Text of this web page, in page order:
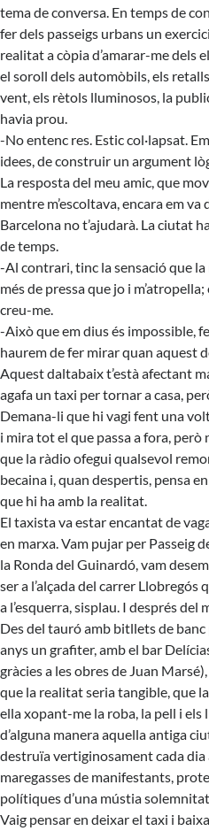
tema de conversa. En temps de
fer dels passeigs urbans un
realitat a còpia d’amarar-me dels
el soroll dels automòbils, els
vent, els rètols lluminosos, la
havia prou.
-No entenc res. Estic col·lapsat.
idees, de construir un argument
La resposta del meu amic, que
mentre m’escoltava, encara em
Barcelona no t’ajudarà. La ciutat
de temps.
-Al contrari, tinc la sensació que
més de pressa que jo i
creu-me.
-Això que em dius és impossible,
haurem de fer mirar quan aquest
Aquest daltabaix t’està afectant
agafa un taxi per tornar a casa,
Demana-li que hi vagi fent una
i mira tot el que passa a fora,
que la ràdio ofegui qualsevol
becaina i, quan despertis, pensa
que hi ha amb la realitat.
El taxista va estar encantat de
en marxa. Vam pujar per Passeig
la Ronda del Guinardó, vam
ser a l’alçada del carrer Llobregós
a l’esquerra, sisplau. I després del
Des del tauró amb bitllets de
anys un grafiter, amb el bar
gràcies a les obres de Juan
que la realitat seria tangible, que
ella xopant-me la roba, la pell i els
d’alguna manera aquella antiga
destruïa vertiginosament cada dia
maregasses de manifestants,
polítiques d’una mústia
Vaig pensar en deixar el taxi i